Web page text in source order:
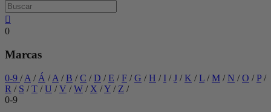
0
Marcas
0-9 / A / Á / A / B / C / D / E / F / G / H / I / J / K / L / M / N / O / P /
R / S / T / U / V / W / X /Y / Z /
0-9